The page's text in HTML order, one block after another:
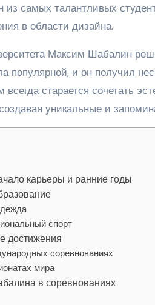
из самых талантливых
в области дизайна.
Максим Шабалин
популярной, и он получил
старается сочетать
уникальные и
карьеры и ранние годы
спорт
достижения
соревнованиях
мира
в соревнованиях